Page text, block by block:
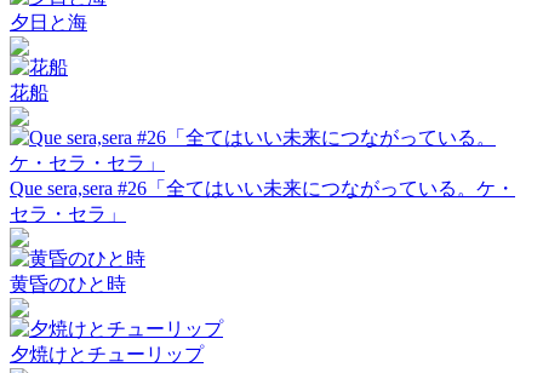
夕日と海
花船
Que sera,sera #26「全てはいい未来につながっている。ケ・
セラ・セラ」
黄昏のひと時
夕焼けとチューリップ